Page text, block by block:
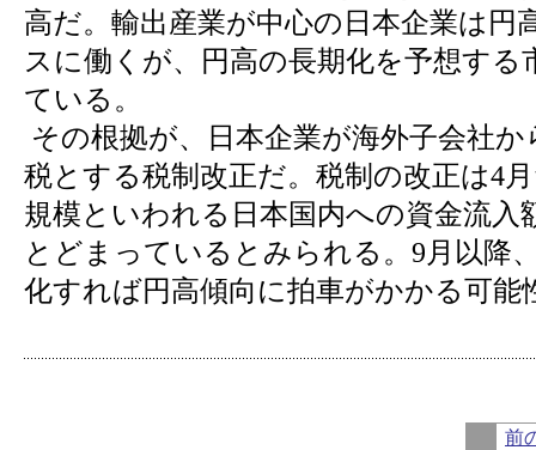
高だ。輸出産業が中心の日本企業は円
スに働くが、円高の長期化を予想する
ている。
その根拠が、日本企業が海外子会社
税とする税制改正だ。税制の改正は4
規模といわれる日本国内への資金流入
とどまっているとみられる。9月以降
化すれば円高傾向に拍車がかかる可能
前